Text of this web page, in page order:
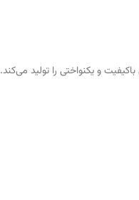
و یکنواختی را تولید می‌کند.